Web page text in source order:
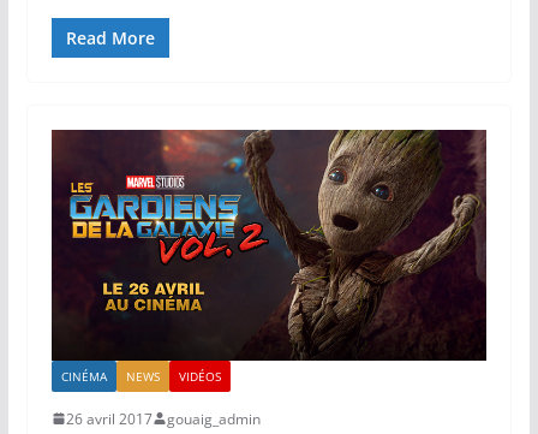
Read More
CINÉMA NEWS VIDÉOS
26 avril 2017 gouaig_admin